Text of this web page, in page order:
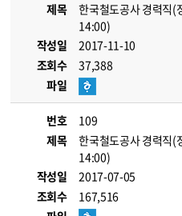
제목
한국철도공사 경력직(
14:00)
작성일
2017-11-10
조회수
37,388
파일
번호
109
제목
한국철도공사 경력직(
14:00)
작성일
2017-07-05
조회수
167,516